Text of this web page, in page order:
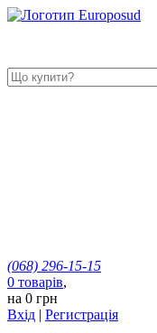
(068) 296-15-15
0 товарів,
на 0 грн
Вхід | Регистрація